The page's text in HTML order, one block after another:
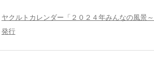
ヤクルトカレンダー「２０２４年みんなの風景
発行